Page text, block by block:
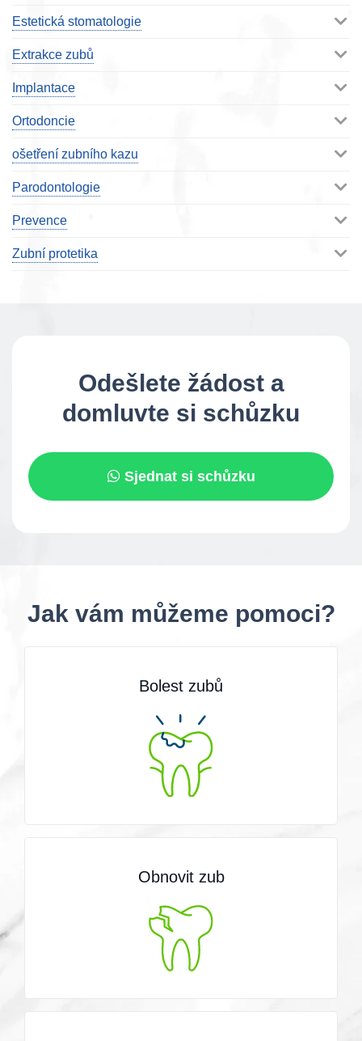
Estetická stomatologie
Extrakce zubů
Implantace
Ortodoncie
ošetření zubního kazu
Parodontologie
Prevence
Zubní protetika
Odešlete žádost a
domluvte si schůzku
Sjednat si schůzku
Jak vám můžeme pomoci?
Bolest zubů
Obnovit zub